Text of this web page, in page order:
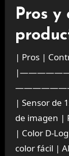
Pros y
| Pros |
| Sensor de
de imagen |
| Color D-
color fácil |